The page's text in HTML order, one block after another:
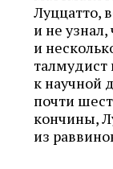
Луццатто,
и не
и
талмудист
к научной
почти
кончины,
из